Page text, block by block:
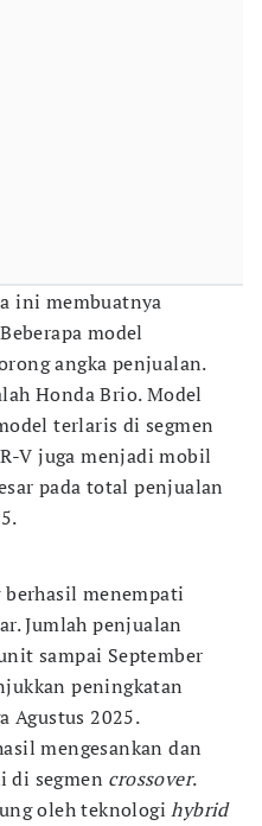
ini membuatnya
model
angka penjualan.
Honda Brio. Model
terlaris di segmen
V juga menjadi mobil
pada total penjualan
berhasil menempati
Jumlah penjualan
sampai September
peningkatan
Agustus 2025.
mengesankan dan
di segmen crossover.
oleh teknologihybrid